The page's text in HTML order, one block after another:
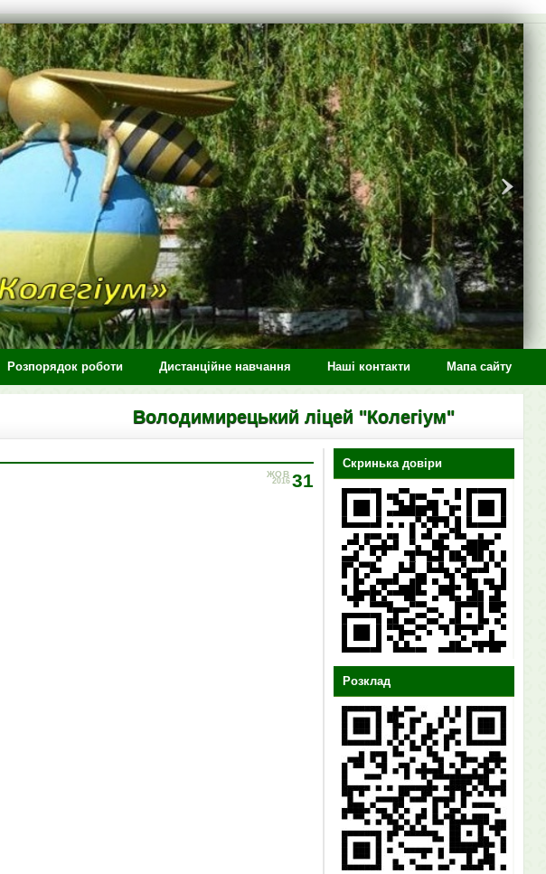
Розпорядок роботи Дистанційне навчання Наші контакти Мапа сайту
Володимирецький ліцей "Колегіум"
31
ЖОВ
2016
Скринька довіри
Розклад